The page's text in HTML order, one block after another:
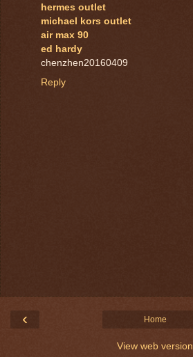
hermes outlet
michael kors outlet
air max 90
ed hardy
chenzhen20160409
Reply
‹ Home
View web version